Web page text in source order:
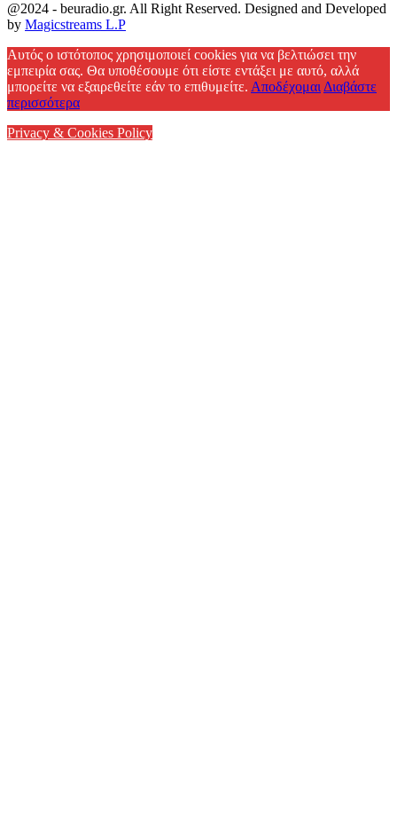
@2024 - beuradio.gr. All Right Reserved. Designed and Developed
by Magicstreams L.P
Αυτός ο ιστότοπος χρησιμοποιεί cookies για να βελτιώσει την
εμπειρία σας. Θα υποθέσουμε ότι είστε εντάξει με αυτό, αλλά
μπορείτε να εξαιρεθείτε εάν το επιθυμείτε. Αποδέχομαι Διαβάστε
περισσότερα
Privacy & Cookies Policy